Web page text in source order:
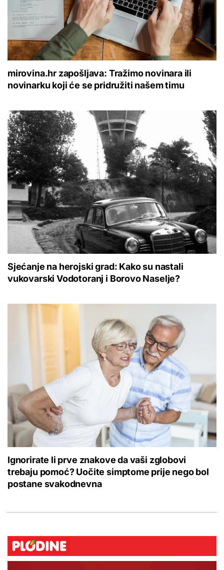
mirovina.hr zapošljava: Tražimo novinara ili
novinarku koji će se pridružiti našem timu
Sjećanje na herojski grad: Kako su nastali
vukovarski Vodotoranj i Borovo Naselje?
Ignorirate li prve znakove da vaši zglobovi
trebaju pomoć? Uočite simptome prije nego bol
postane svakodnevna